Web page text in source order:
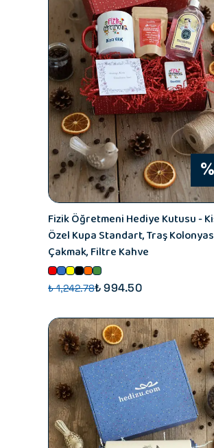
Fizik Öğretmeni Hediye Kutusu -
Özel Kupa Standart, Traş
Çakmak, Filtre Kahve
₺ 1,242.78₺ 994.50